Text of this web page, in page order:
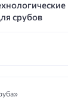
срубов